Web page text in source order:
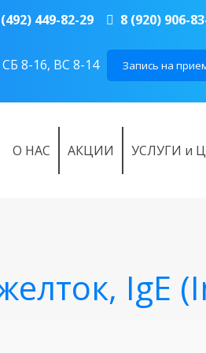
449-82-29 8 (920) 906-
8-16, ВС 8-14 Запись на
О НАС АКЦИИ УСЛУГИ и
IgE